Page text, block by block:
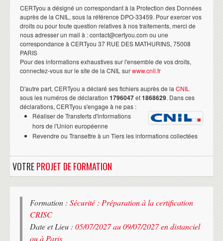
CERTyou a désigné un correspondant à la Protection des Données
auprès de la CNIL, sous la référence DPO-33459. Pour exercer vos
droits ou pour toute question relatives à nos traitements, merci de
nous adresser un mail à : contact@certyou.com ou une
correspondance à CERTyou 37 RUE DES MATHURINS, 75008
PARIS
Pour des informations exhaustives sur l'ensemble de vos droits,
connectez-vous sur le site de la CNIL surwww.cnil.fr
D'autre part, CERTyou a déclaré ses fichiers auprès de la CNIL
sous les numéros de déclaration 1796047et1868629. Dans ces
déclarations, CERTyou s'engage à ne pas :
Réaliser de Transferts d'informations
hors de l'Union européenne
Revendre ou Transettre à un Tiers les informations collectées
VOTREPROJET DE FORMATION
Formation : Sécurité : Préparation à la certification
CRISC
Date et Lieu : 05/07/2027 au 09/07/2027 en distanciel
ou à Paris